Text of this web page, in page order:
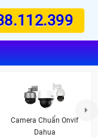
Camera Chuẩn Onvif
Dahua